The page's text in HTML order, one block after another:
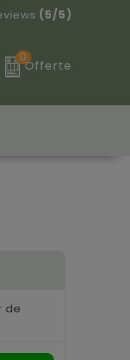
(5/5)
0
Offerte
de